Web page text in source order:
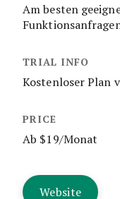
Am besten
Kostenloser Plan
Ab $19/Monat
Website